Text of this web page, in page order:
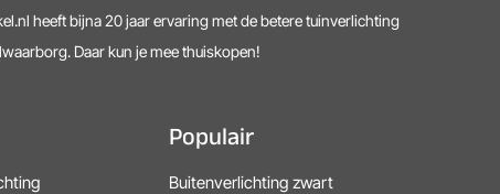
heeft bijna 20 jaar ervaring met de betere tuinverlichting
Daar kun je mee thuiskopen!
Populair
Buitenverlichting zwart